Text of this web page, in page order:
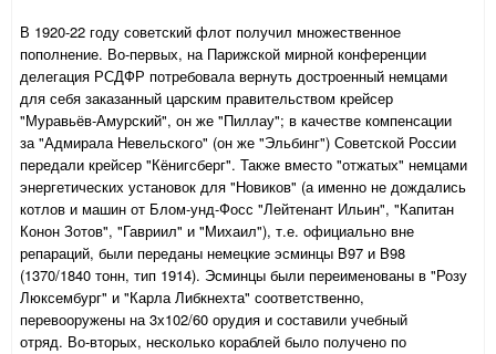
В 1920-22 году советский флот получил множественное
пополнение. Во-первых, на Парижской мирной конференции
делегация РСДФР потребовала вернуть достроенный немцами
для себя заказанный царским правительством крейсер
"Муравьёв-Амурский", он же "Пиллау"; в качестве компенсации
за "Адмирала Невельского" (он же "Эльбинг") Советской России
передали крейсер "Кёнигсберг". Также вместо "отжатых" немцами
энергетических установок для "Новиков" (а именно не дождались
котлов и машин от Блом-унд-Фосс "Лейтенант Ильин", "Капитан
Конон Зотов", "Гавриил" и "Михаил"), т.е. официально вне
репараций, были переданы немецкие эсминцы B97 и B98
(1370/1840 тонн, тип 1914). Эсминцы были переименованы в "Розу
Люксембург" и "Карла Либкнехта" соответственно,
перевооружены на 3х102/60 орудия и составили учебный
отряд. Во-вторых, несколько кораблей было получено по